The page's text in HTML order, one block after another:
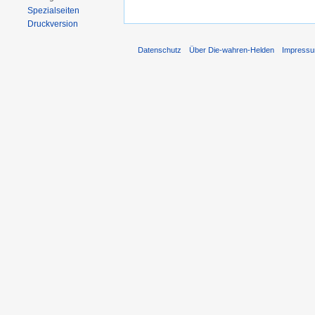
Spezialseiten
Druckversion
Datenschutz Über Die-wahren-Helden